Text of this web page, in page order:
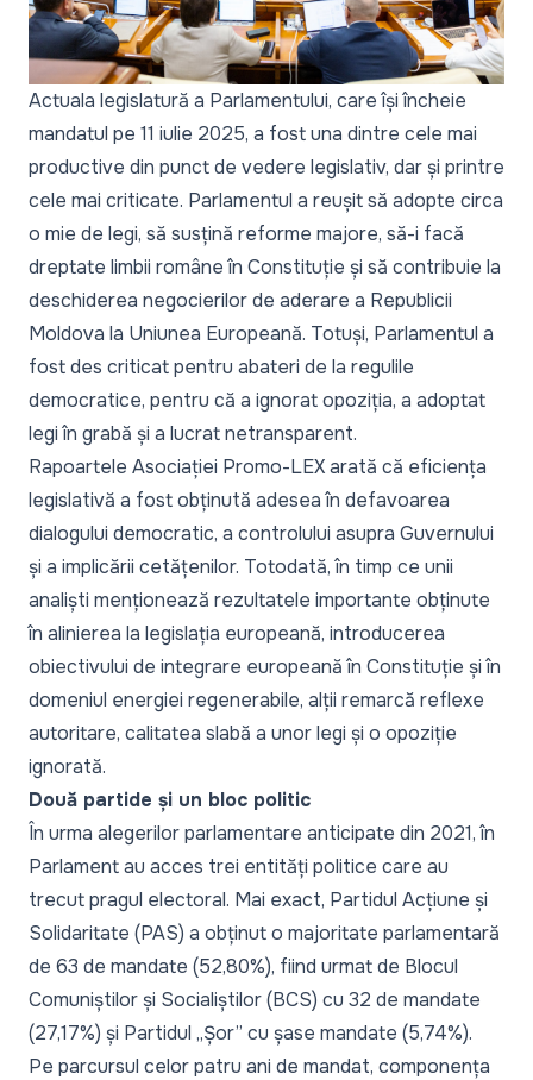
Actuala legislatură a Parlamentului, care își încheie
mandatul pe 11 iulie 2025, a fost una dintre cele mai
productive din punct de vedere legislativ, dar și printre
cele mai criticate. Parlamentul a reușit să adopte circa
o mie de legi, să susțină reforme majore, să-i facă
dreptate limbii române în Constituție și să contribuie la
deschiderea negocierilor de aderare a Republicii
Moldova la Uniunea Europeană. Totuși, Parlamentul a
fost des criticat pentru abateri de la regulile
democratice, pentru că a ignorat opoziția, a adoptat
legi în grabă și a lucrat netransparent.
Rapoartele Asociației Promo-LEX arată că eficiența
legislativă a fost obținută adesea în defavoarea
dialogului democratic, a controlului asupra Guvernului
și a implicării cetățenilor. Totodată, în timp ce unii
analiști menționează rezultatele importante obținute
în alinierea la legislația europeană, introducerea
obiectivului de integrare europeană în Constituție și în
domeniul energiei regenerabile, alții remarcă reflexe
autoritare, calitatea slabă a unor legi și o opoziție
ignorată.
Două partide și un bloc politic
În urma alegerilor parlamentare anticipate din 2021, în
Parlament au acces trei entități politice care au
trecut pragul electoral. Mai exact, Partidul Acțiune și
Solidaritate (PAS) a obținut o majoritate parlamentară
de 63 de mandate (52,80%), fiind urmat de Blocul
Comuniștilor și Socialiștilor (BCS) cu 32 de mandate
(27,17%) și Partidul „Șor” cu șase mandate (5,74%).
Pe parcursul celor patru ani de mandat, componența